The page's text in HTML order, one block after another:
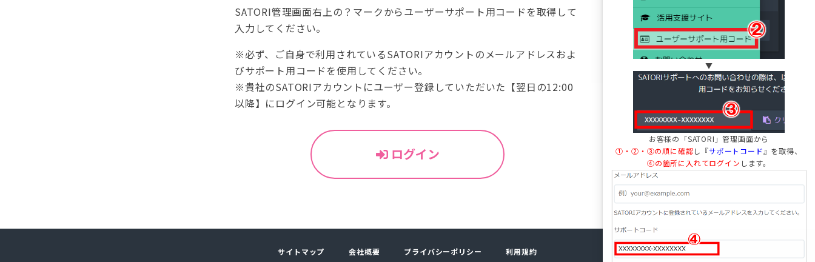
SATORI管理画面右上の？マークからユーザーサポート用コードを取得して
入力してください。
※必ず、ご自身で利用されているSATORIアカウントのメールアドレスおよ
びサポート用コードを使用してください。
※貴社のSATORIアカウントにユーザー登録していただいた【翌日の12:00
以降】にログイン可能となります。
ログイン
サイトマップ 会社概要 プライバシーポリシー 利用規約
▼
お客様の「SATORI」管理画面から
①・②・③の順に確認し『サポートコード 』を取得、
④の箇所に入れてログイン します。